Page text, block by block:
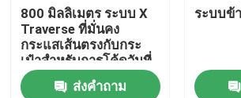
ทัวร์โรงงาน
การควบคุมคุณภาพ
800 มิลลิเมตร ระบบ X
Traverse ที่มั่นคง
กระแสเส้นตรงกับกระ
เป๋าสําหรับการโค้ดวันที่
ส่งคำถาม
ระบบข้